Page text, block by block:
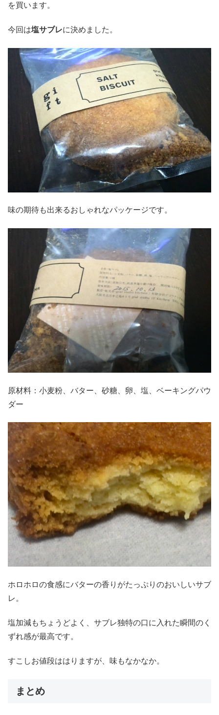
を買います。
今回は塩サブレに決めました。
味の期待も出来るおしゃれなパッケージです。
原材料：小麦粉、バター、砂糖、卵、塩、ベーキングパウ
ダー
ホロホロの食感にバターの香りがたっぷりのおいしいサブ
レ。
塩加減もちょうどよく、サブレ独特の口に入れた瞬間のく
ずれ感が最高です。
すこしお値段ははりますが、味もなかなか。
まとめ